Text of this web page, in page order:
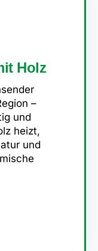
Holz
–
und
heizt,
und